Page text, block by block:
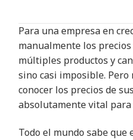
Para una empresa en
manualmente los
múltiples productos y
sino casi imposible. Pero
conocer los precios de
absolutamente vital para
Todo el mundo sabe que